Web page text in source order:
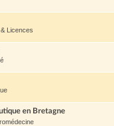
Licences
en Bretagne